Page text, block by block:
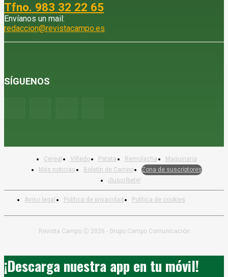
Tfno. 983 32 22 65
Envíanos un mail:
redaccion@revistacampo.es
SÍGUENOS
Aviso legal Política de privacidad Política de cookies
Cereal Viñedo Patata Remolacha
Maquinaria
Más noticias
Boletín de Campo
Zona de suscriptores
¡Suscríbete!
Revista Campo Ⓒ 2026 - Grupo Campo Comunicación
¡Descarga nuestra app en tu móvil!